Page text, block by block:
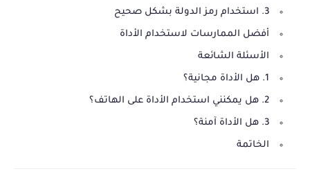
3. استخدام رمز الدولة بشكل صحيح
أفضل الممارسات لاستخدام الأداة
الأسئلة الشائعة
1. هل الأداة مجانية؟
2. هل يمكنني استخدام الأداة على الهاتف؟
3. هل الأداة آمنة؟
الخاتمة